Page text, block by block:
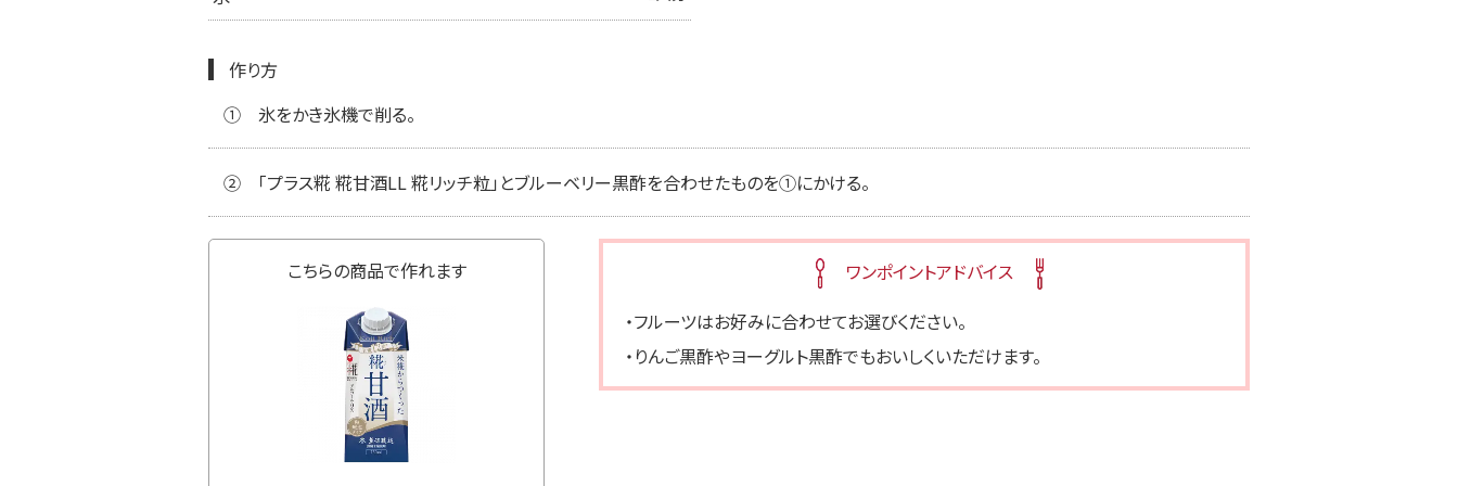
作り方
①
氷をかき氷機で削る。
② 「プラス糀 糀甘酒LL 糀リッチ粒」とブルーベリー黒酢を合わせたものを①にかける。
ワンポイントアドバイス
・フルーツはお好みに合わせてお選びください。
・りんご黒酢やヨーグルト黒酢でもおいしくいただけます。
こちらの商品で作れます